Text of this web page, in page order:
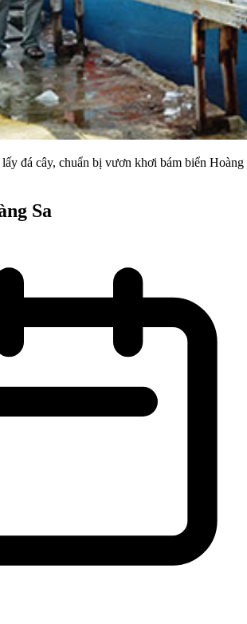
đá cây, chuẩn bị vươn khơi bám biển Hoàng
Sa